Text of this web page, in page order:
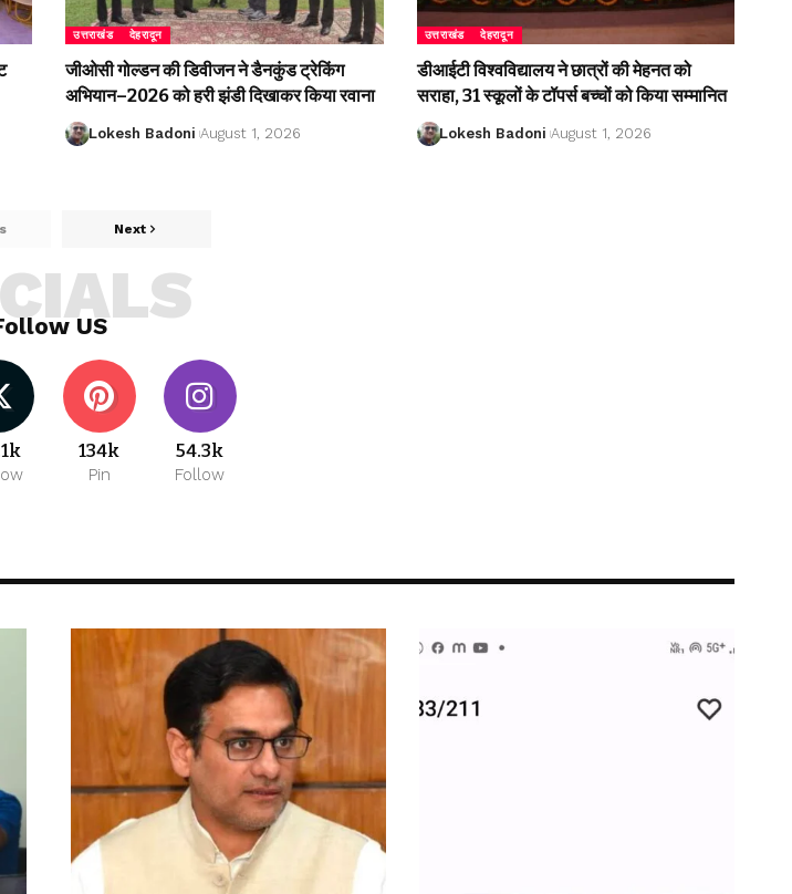
उत्तराखंड देहरादून
जीओसी गोल्डन की डिवीजन ने डैनकुंड ट्रेकिंग
अभियान–2026 को हरी झंडी दिखाकर किया रवाना
Lokesh Badoni August 1, 2026
उत्तराखंड देहरादून
डीआईटी विश्वविद्यालय ने छात्रों की मेहनत को
सराहा, 31 स्कूलों के टॉपर्स बच्चों को किया सम्मानित
Lokesh Badoni August 1, 2026
Next
US
134k
Pin
54.3k
Follow